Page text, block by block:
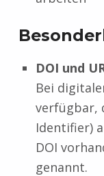
DOI und
Bei
verfügbar,
Identifier)
DOI
genannt.